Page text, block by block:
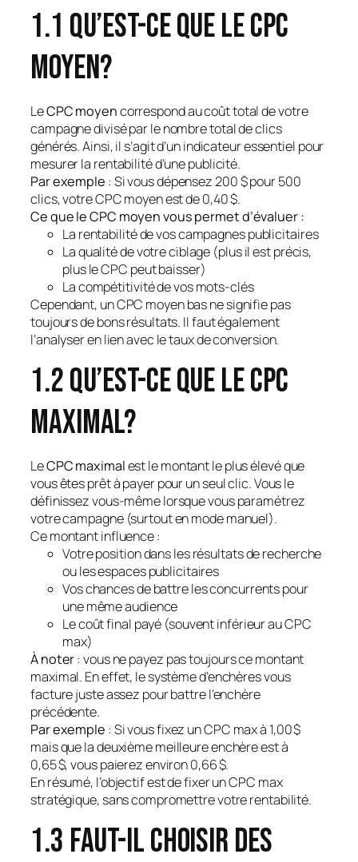
1.1 Qu’est-ce que le CPC
moyen?
LeCPC moyencorrespond au coût total de votre
campagne divisé par le nombre total de clics
générés. Ainsi, il s’agit d’un indicateur essentiel pour
mesurer la rentabilité d’une publicité.
Par exemple : Si vous dépensez 200 $ pour 500
clics, votre CPC moyen est de 0,40 $.
Ce que le CPC moyen vous permet d’évaluer :
La rentabilité de vos campagnes publicitaires
La qualité de votre ciblage (plus il est précis,
plus le CPC peut baisser)
La compétitivité de vos mots-clés
Cependant, un CPC moyen bas ne signifie pas
toujours de bons résultats. Il faut également
l’analyser en lien avec le taux de conversion.
1.2 Qu’est-ce que le CPC
maximal?
LeCPC maximalest le montant le plus élevé que
vous êtes prêt à payer pour un seul clic. Vous le
définissez vous-même lorsque vous paramétrez
votre campagne (surtout en mode manuel).
Ce montant influence :
Votre position dans les résultats de recherche
ou les espaces publicitaires
Vos chances de battre les concurrents pour
une même audience
Le coût final payé (souvent inférieur au CPC
max)
À noter: vous ne payez pas toujours ce montant
maximal. En effet, le système d’enchères vous
facture juste assez pour battre l’enchère
précédente.
Par exemple : Si vous fixez un CPC max à 1,00 $
mais que la deuxième meilleure enchère est à
0,65 $, vous paierez environ 0,66 $.
En résumé, l’objectif est de fixer un CPC max
stratégique, sans compromettre votre rentabilité.
1.3 Faut-il choisir des